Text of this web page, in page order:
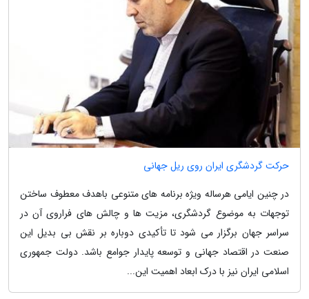
حرکت گردشگری ایران روی ریل جهانی
در چنین ایامی هرساله ویژه برنامه های متنوعی باهدف معطوف ساختن
توجهات به موضوع گردشگری، مزیت ها و چالش های فراروی آن در
سراسر جهان برگزار می شود تا تأکیدی دوباره بر نقش بی بدیل این
صنعت در اقتصاد جهانی و توسعه پایدار جوامع باشد. دولت جمهوری
اسلامی ایران نیز با درک ابعاد اهمیت این...